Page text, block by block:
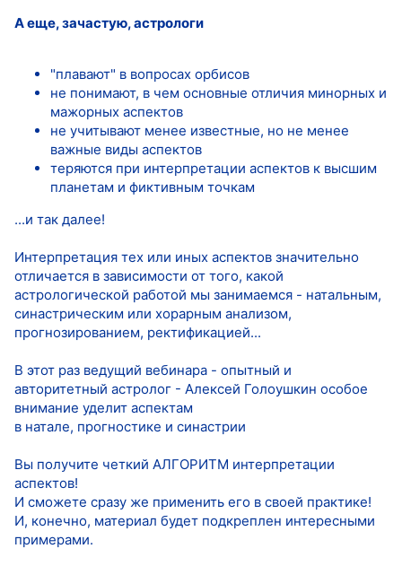
А еще, зачастую, астрологи
"плавают" в вопросах орбисов
не понимают, в чем основные отличия минорных и
мажорных аспектов
не учитывают менее известные, но не менее
важные виды аспектов
теряются при интерпретации аспектов к высшим
планетам и фиктивным точкам
...и так далее!
Интерпретация тех или иных аспектов значительно
отличается в зависимости от того, какой
астрологической работой мы занимаемся - натальным,
синастрическим или хорарным анализом,
прогнозированием, ректификацией...
В этот раз ведущий вебинара - опытный и
авторитетный астролог - Алексей Голоушкин особое
внимание уделит аспектам
в натале, прогностике и синастрии
Вы получите четкий АЛГОРИТМ интерпретации
аспектов!
И сможете сразу же применить его в своей практике!
И, конечно, материал будет подкреплен интересными
примерами.